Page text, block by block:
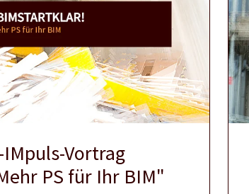
IMpuls-Vortrag
PS für Ihr BIM"